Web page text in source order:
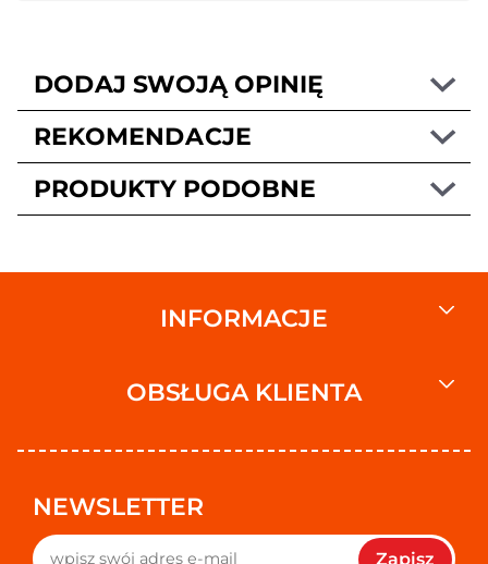
DODAJ SWOJĄ OPINIĘ
REKOMENDACJE
PRODUKTY PODOBNE
INFORMACJE
OBSŁUGA KLIENTA
NEWSLETTER
Zapisz